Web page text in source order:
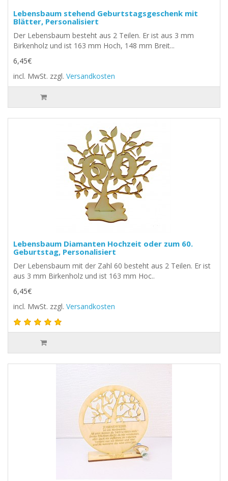
Lebensbaum stehend Geburtstagsgeschenk mit
Blätter, Personalisiert
Der Lebensbaum besteht aus 2 Teilen. Er ist aus 3 mm
Birkenholz und ist 163 mm Hoch, 148 mm Breit...
6,45€
incl. MwSt. zzgl. Versandkosten
Lebensbaum Diamanten Hochzeit oder zum 60.
Geburtstag, Personalisiert
Der Lebensbaum mit der Zahl 60 besteht aus 2 Teilen. Er ist
aus 3 mm Birkenholz und ist 163 mm Hoc..
6,45€
incl. MwSt. zzgl. Versandkosten